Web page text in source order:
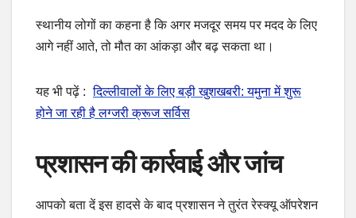
स्थानीय लोगों का कहना है कि अगर मजदूर समय पर मदद के लिए
आगे नहीं आते, तो मौत का आंकड़ा और बढ़ सकता था।
यह भी पढ़ें : दिल्लीवालों के लिए बड़ी खुशखबरी: यमुना में शुरू
होने जा रही है लग्जरी क्रूज सर्विस
प्रशासन की कार्रवाई और जांच
आपको बता दें इस हादसे के बाद प्रशासन ने तुरंत रेस्क्यू ऑपरेशन